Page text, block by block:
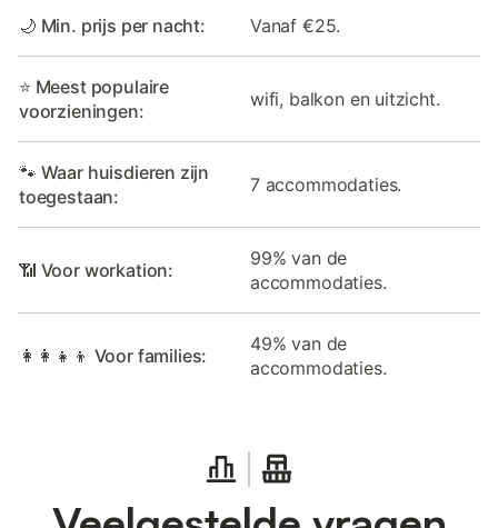
🌙 Min. prijs per nacht: Vanaf €25.
⭐ Meest populaire
voorzieningen:
wifi, balkon en uitzicht.
🐾 Waar huisdieren zijn
toegestaan:
7 accommodaties.
📶 Voor workation:
99% van de
accommodaties.
👩‍👩‍👧‍👦 Voor families:
49% van de
accommodaties.